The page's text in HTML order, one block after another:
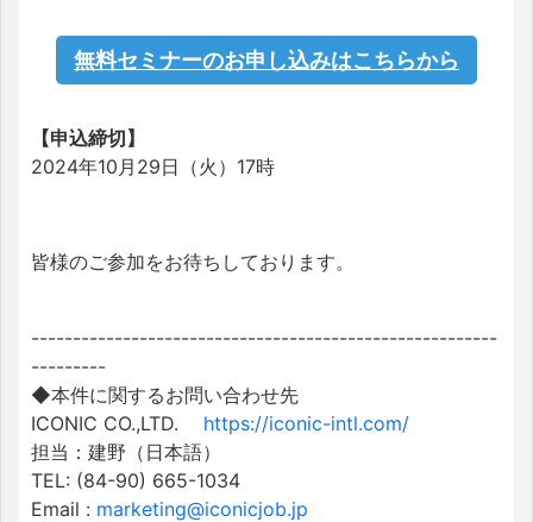
無料セミナーのお申し込みはこちらから
【申込締切】
2024年10月29日（火）17時
皆様のご参加をお待ちしております。
--------------------------------------------------------
---------
◆本件に関するお問い合わせ先
ICONIC CO.,LTD. https://iconic-intl.com/
担当：建野（日本語）
TEL: (84-90) 665-1034
Email : marketing@iconicjob.jp